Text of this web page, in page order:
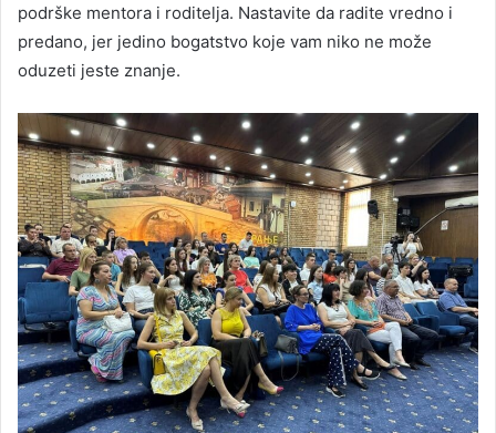
podrške mentora i roditelja. Nastavite da radite vredno i
predano, jer jedino bogatstvo koje vam niko ne može
oduzeti jeste znanje.